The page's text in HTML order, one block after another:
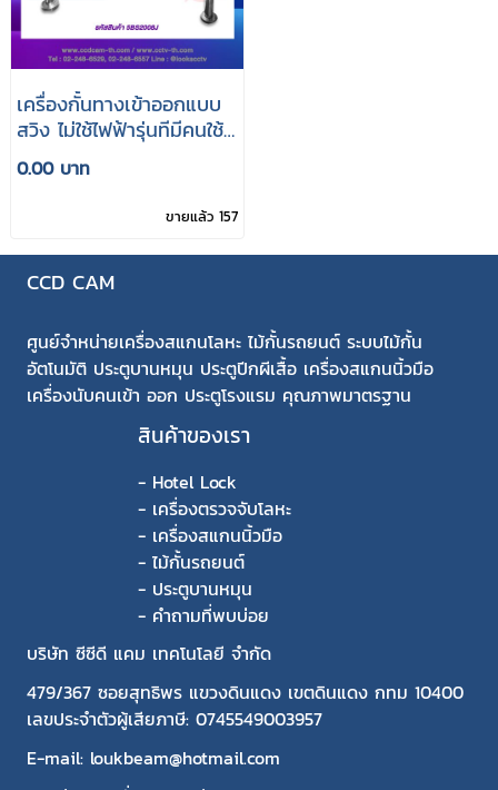
เครื่องกั้นทางเข้าออกแบบ
สวิง ไม่ใช้ไฟฟ้ารุ่นทีมีคนใช้
งานมากที่สุด
0.00 บาท
ขายแล้ว 157
CCD CAM
ศูนย์จำหน่ายเครื่องสแกนโลหะ ไม้กั้นรถยนต์ ระบบไม้กั้น
อัตโนมัติ ประตูบานหมุน ประตูปีกผีเสื้อ เครื่องสแกนนิ้วมือ
เครื่องนับคนเข้า ออก ประตูโรงแรม คุณภาพมาตรฐาน
สินค้าของเรา
- Hotel Lock
- เครื่องตรวจจับโลหะ
- เครื่องสแกนนิ้วมือ
- ไม้กั้นรถยนต์
- ประตูบานหมุน
- คำถามที่พบบ่อย
บริษัท ซีซีดี แคม เทคโนโลยี จำกัด
479/367 ซอยสุทธิพร แขวงดินแดง เขตดินแดง กทม 10400
เลขประจำตัวผู้เสียภาษี: 0745549003957
E-mail: loukbeam@hotmail.com